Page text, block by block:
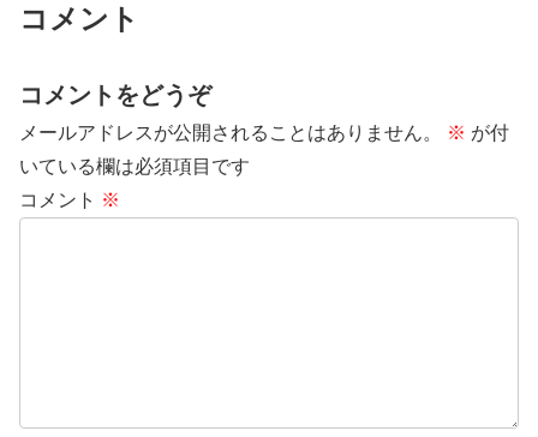
コメント
コメントをどうぞ
メールアドレスが公開されることはありません。 ※ が付
いている欄は必須項目です
コメント ※